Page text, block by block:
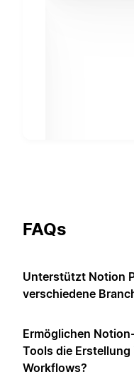
FAQs
Unterstützt Notion
verschiedene
Ermöglichen
Tools die
Workflows?